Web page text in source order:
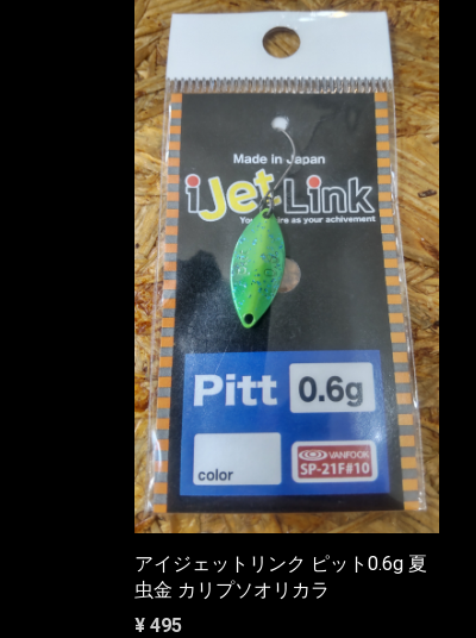
アイジェットリンク ピット0.6g 夏
虫金 カリプソオリカラ
¥ 495